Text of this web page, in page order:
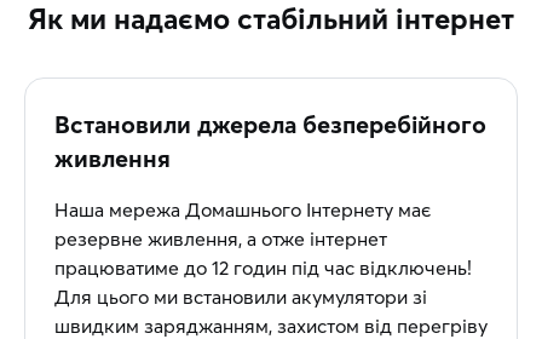
Як ми надаємо стабільний інтернет
Встановили джерела безперебійного
живлення
Наша мережа Домашнього Інтернету має
резервне живлення, а отже інтернет
працюватиме до 12 годин під час відключень!
Для цього ми встановили акумулятори зі
швидким заряджанням, захистом від перегріву